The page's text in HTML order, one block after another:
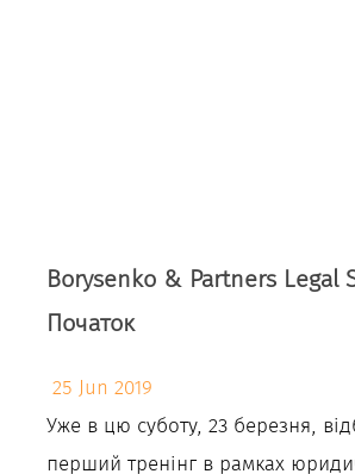
Borysenko & Partners Legal
Початок
25 Jun 2019
Уже в цю суботу, 23 березня,
перший тренінг в рамках